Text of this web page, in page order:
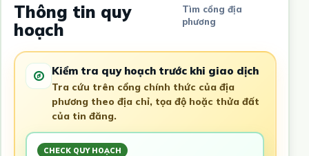
Thông tin quy
hoạch
Tìm cổng địa
phương
Kiểm tra quy hoạch trước khi giao dịch
Tra cứu trên cổng chính thức của địa
phương theo địa chỉ, tọa độ hoặc thửa đất
của tin đăng.
CHECK QUY HOẠCH